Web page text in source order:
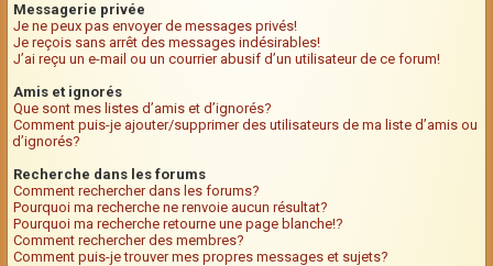
Messagerie privée
Je ne peux pas envoyer de messages privés!
Je reçois sans arrêt des messages indésirables!
J’ai reçu un e-mail ou un courrier abusif d’un utilisateur de ce forum!
Amis et ignorés
Que sont mes listes d’amis et d’ignorés?
Comment puis-je ajouter/supprimer des utilisateurs de ma liste d’amis ou
d’ignorés?
Recherche dans les forums
Comment rechercher dans les forums?
Pourquoi ma recherche ne renvoie aucun résultat?
Pourquoi ma recherche retourne une page blanche!?
Comment rechercher des membres?
Comment puis-je trouver mes propres messages et sujets?